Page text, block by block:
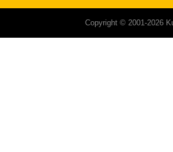
Copyright © 2001-2026